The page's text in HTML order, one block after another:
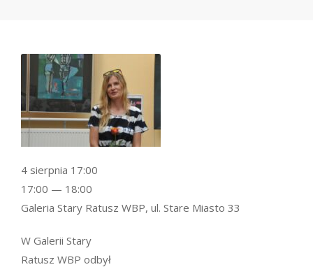
W Galerii Stary
Ratusz WBP odbył
4 sierpnia 17:00
17:00 — 18:00
Galeria Stary Ratusz WBP, ul. Stare Miasto 33